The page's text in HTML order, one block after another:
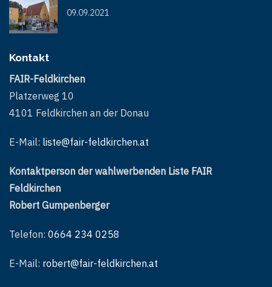
09.09.2021
Kontakt
FAIR-Feldkirchen
Platzerweg 10
4101 Feldkirchen an der Donau
E-Mail: liste@fair-feldkirchen.at
Kontaktperson der wahlwerbenden Liste FAIR
Feldkirchen
Robert Gumpenberger
Telefon: 0664 234 0258
E-Mail: robert@fair-feldkirchen.at